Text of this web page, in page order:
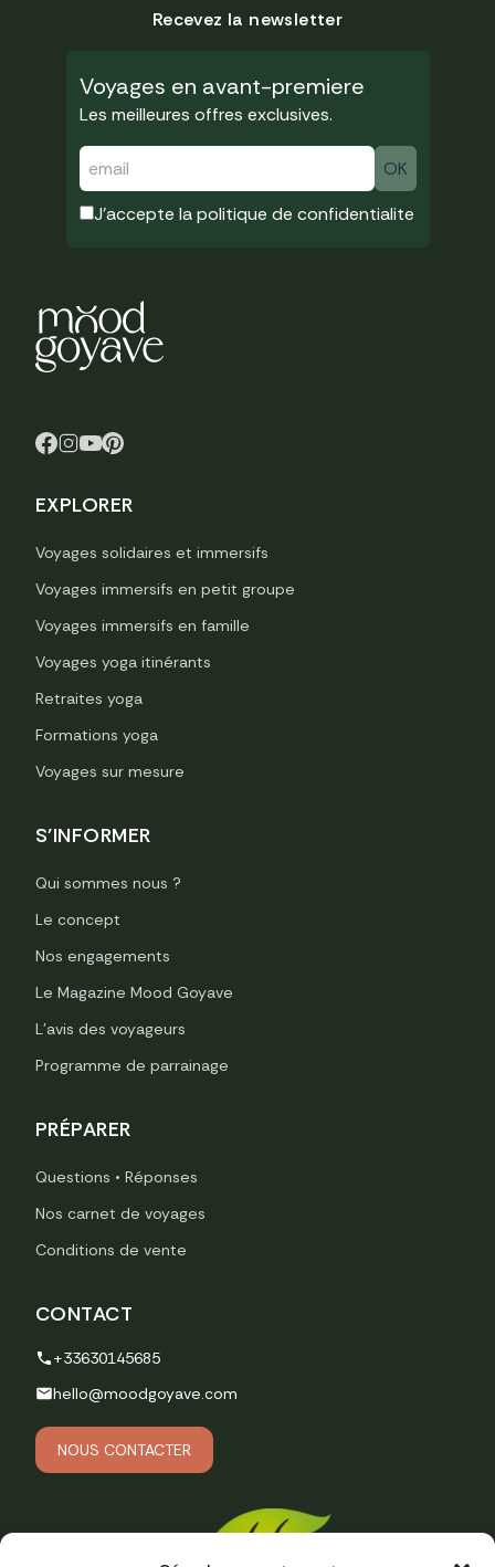
Recevez la newsletter
Voyages en avant-premiere
Les meilleures offres exclusives.
J'accepte lapolitique de confidentialite
EXPLORER
Voyages solidaires et immersifs
Voyages immersifs en petit groupe
Voyages immersifs en famille
Voyages yoga itinérants
Retraites yoga
Formations yoga
Voyages sur mesure
S'INFORMER
Qui sommes nous ?
Le concept
Nos engagements
Le Magazine Mood Goyave
L’avis des voyageurs
Programme de parrainage
PRÉPARER
Questions • Réponses
Nos carnet de voyages
Conditions de vente
CONTACT
+33630145685
hello@moodgoyave.com
NOUS CONTACTER